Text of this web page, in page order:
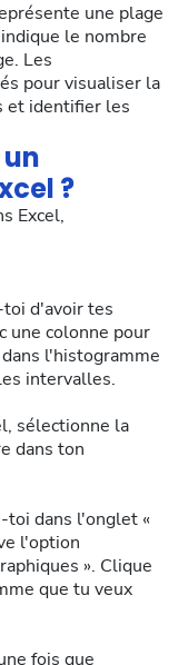
une plage
le nombre
Les
pour visualiser la
et identifier les
?
Excel,
d'avoir tes
une colonne pour
l'histogramme
intervalles.
sélectionne la
dans ton
toi dans l'onglet «
l'option
». Clique
que tu veux
fois que